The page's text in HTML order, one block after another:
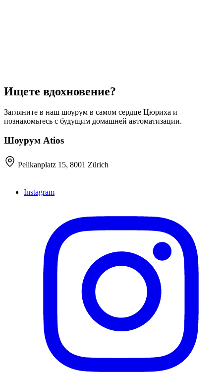
Ищете вдохновение?
Загляните в наш шоурум в самом сердце Цюриха и
познакомьтесь с будущим домашней автоматизации.
Шоурум Atios
Pelikanplatz 15, 8001 Zürich
Instagram